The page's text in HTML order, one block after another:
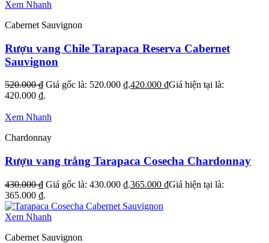
Xem Nhanh
Cabernet Sauvignon
Rượu vang Chile Tarapaca Reserva Cabernet
Sauvignon
520.000₫ Giá gốc là: 520.000 ₫.420.000 ₫Giá hiện tại là:
420.000 ₫.
Xem Nhanh
Chardonnay
Rượu vang trắng Tarapaca Cosecha Chardonnay
430.000₫ Giá gốc là: 430.000 ₫.365.000 ₫Giá hiện tại là:
365.000 ₫.
Xem Nhanh
Cabernet Sauvignon